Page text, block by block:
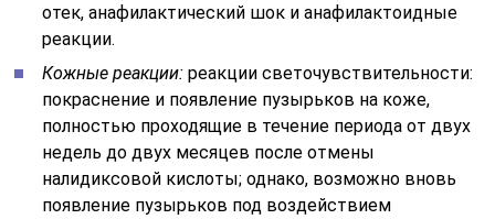
отек, анафилактический шок и анафилактоидные
реакции.
Кожные реакции: реакции светочувствительности:
покраснение и появление пузырьков на коже,
полностью проходящие в течение периода от двух
недель до двух месяцев после отмены
налидиксовой кислоты; однако, возможно вновь
появление пузырьков под воздействием